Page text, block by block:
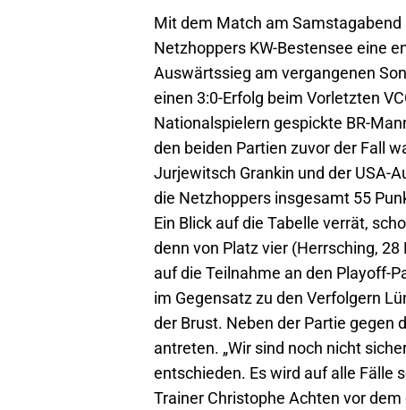
Mit dem Match am Samstagabend
Netzhoppers KW-Bestensee eine
Auswärtssieg am vergangenen
einen 3:0-Erfolg beim Vorletzten
Nationalspielern gespickte BR-
den beiden Partien zuvor der Fall
Jurjewitsch Grankin und der USA-
die Netzhoppers insgesamt 55
Ein Blick auf die Tabelle verrät,
denn von Platz vier (Herrsching,
auf die Teilnahme an den Playoff-
im Gegensatz zu den Verfolgern
der Brust. Neben der Partie gegen
antreten. „Wir sind noch nicht
entschieden. Es wird auf alle Fälle
Trainer Christophe Achten vor